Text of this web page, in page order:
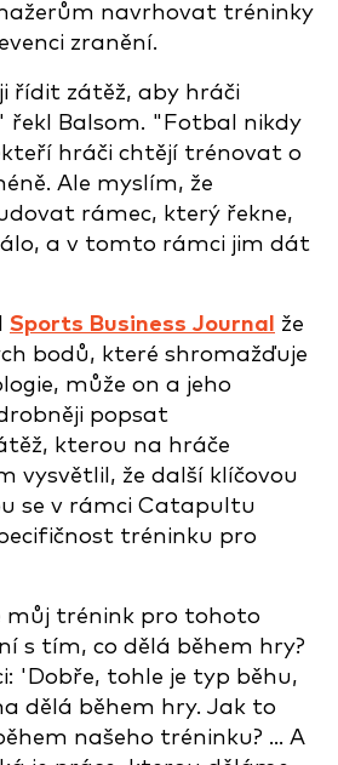
navrhovat tréninky
zranění.
řídit zátěž, aby hráči
řekl Balsom. "Fotbal nikdy
hráči chtějí trénovat o
Ale myslím, že
rámec, který řekne,
a v tomto rámci jim dát
Sports Business Journal
že
bodů, které shromažďuje
může on a jeho
popsat
kterou na hráče
vysvětlil, že další klíčovou
se v rámci Catapultu
tréninku pro
můj trénink pro tohoto
s tím, co dělá během hry?
'Dobře, tohle je typ běhu,
dělá během hry. Jak to
našeho tréninku? ... A